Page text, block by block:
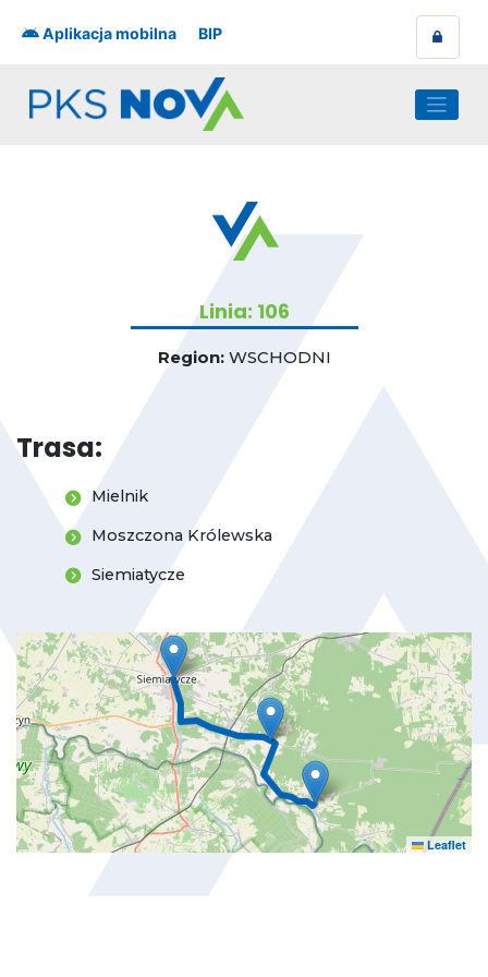
Aplikacja mobilna BIP
Linia: 106
Region:WSCHODNI
Trasa:
Mielnik
Moszczona Królewska
Siemiatycze
Leaflet